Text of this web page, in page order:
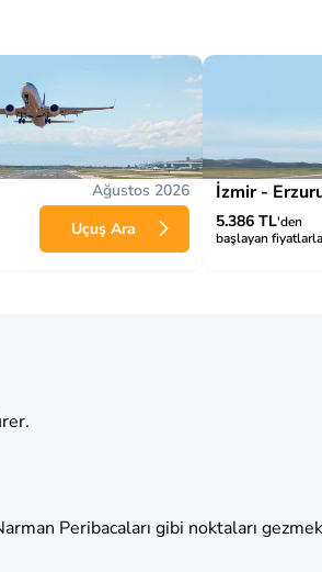
Ağustos 2026
Uçuş Ara
İzmir -
5.386 TL'den
başlayan fiyatlarla
Peribacaları gibi noktaları